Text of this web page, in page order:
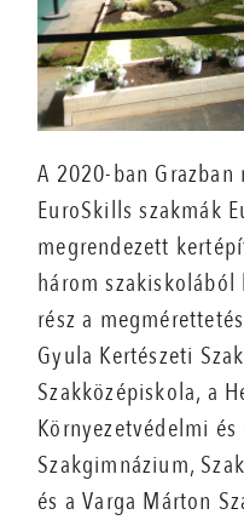
A 2020-ban
EuroSkills szakmák
megrendezett
három
rész a
Gyula Kertészeti
Szakközépiskola, a
Környezetvédelmi
Szakgimnázium,
és a Varga Márton